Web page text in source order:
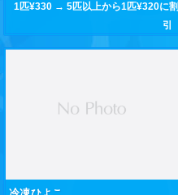
1匹¥330 → 5匹以上から1匹¥320に割
引
冷凍ひよこ